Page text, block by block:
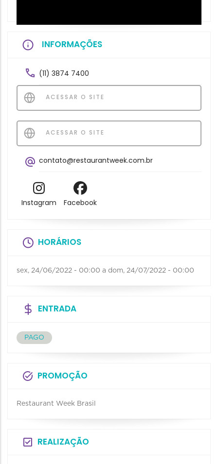
INFORMAÇÕES
(11) 3874 7400
ACESSAR O SITE
ACESSAR O SITE
contato@restaurantweek.com.br
Instagram Facebook
HORÁRIOS
sex, 24/06/2022 - 00:00 a dom, 24/07/2022 - 00:00
ENTRADA
PAGO
PROMOÇÃO
Restaurant Week Brasil
REALIZAÇÃO